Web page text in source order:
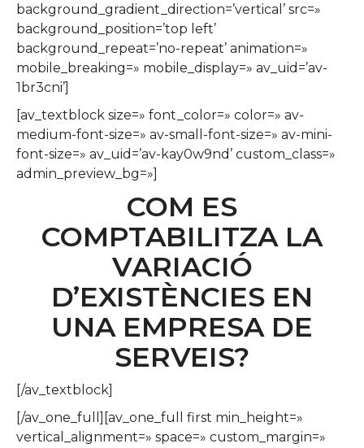
background_gradient_direction=’vertical’ src=»
background_position=’top left’
background_repeat=’no-repeat’ animation=»
mobile_breaking=» mobile_display=» av_uid=’av-
1br3cni’]
[av_textblock size=» font_color=» color=» av-
medium-font-size=» av-small-font-size=» av-mini-
font-size=» av_uid=’av-kay0w9nd’ custom_class=»
admin_preview_bg=»]
COM ES
COMPTABILITZA LA
VARIACIÓ
D’EXISTÈNCIES EN
UNA EMPRESA DE
SERVEIS?
[/av_textblock]
[/av_one_full][av_one_full first min_height=»
vertical_alignment=» space=» custom_margin=»